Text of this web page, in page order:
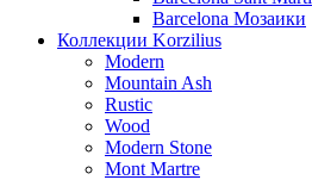
Barcelona Мозаики
Коллекции Korzilius
Modern
Mountain Ash
Rustic
Wood
Modern Stone
Mont Martre